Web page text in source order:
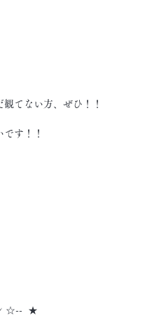
てない方、ぜひ！！
す！！
☆--  ★